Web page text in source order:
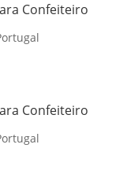
Confeiteiro
Confeiteiro